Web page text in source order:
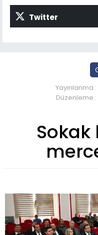
Twitter
Yayınlanma
Düzenleme :
Sokak